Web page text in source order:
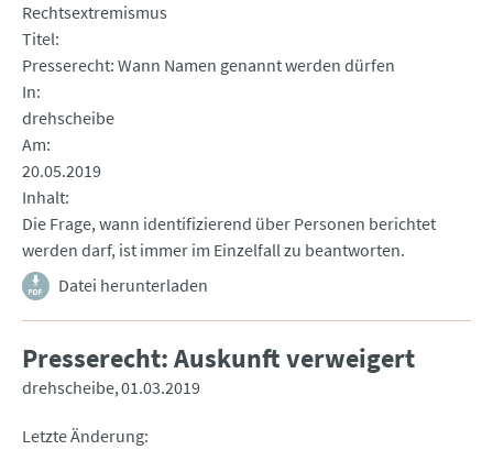
Rechtsextremismus
Titel
Presserecht: Wann Namen genannt werden dürfen
In
drehscheibe
Am
20.05.2019
Inhalt
Die Frage, wann identifizierend über Personen berichtet
werden darf, ist immer im Einzelfall zu beantworten.
Datei herunterladen
Presserecht: Auskunft verweigert
drehscheibe 01.03.2019
Letzte Änderung